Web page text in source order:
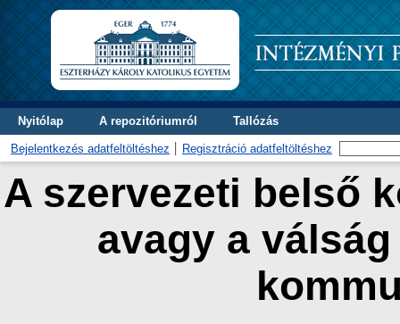
Nyitólap A repozitóriumról Tallózás
Bejelentkezés adatfeltöltéshez Regisztráció adatfeltöltéshez
A szervezeti belső
avagy a